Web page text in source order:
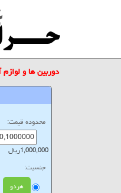
دوربین ها و لوازم
محدوده قیمت:
1,000,000ریال
جنسیت:
هردو